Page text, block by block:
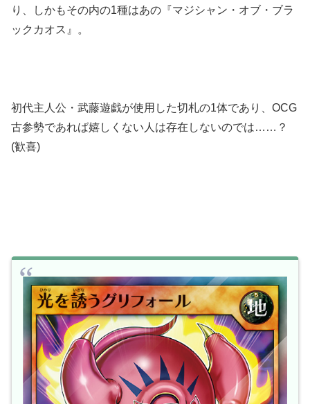
り、しかもその内の1種はあの『マジシャン・オブ・ブラ
ックカオス』。
初代主人公・武藤遊戯が使用した切札の1体であり、OCG
古参勢であれば嬉しくない人は存在しないのでは……？
(歓喜)